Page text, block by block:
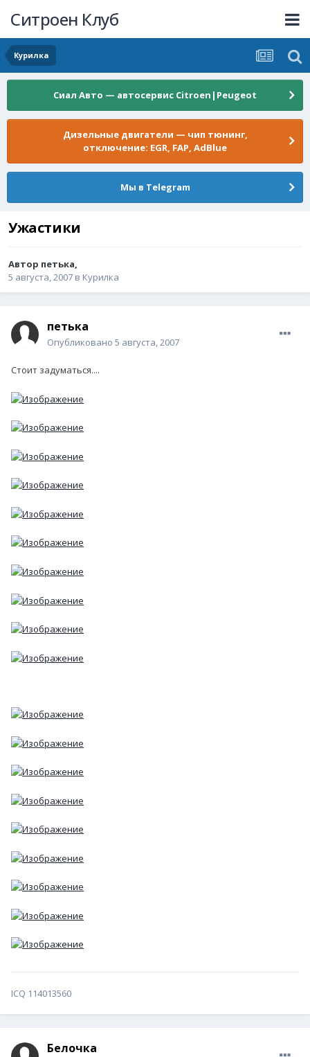
Ситроен Клуб
Курилка
Сиал Авто — автосервис Citroen|Peugeot
Дизельные двигатели — чип тюнинг,
отключение: EGR, FAP, AdBlue
Мы в Telegram
Ужастики
Автор петька,
5 августа, 2007 в Курилка
петька
Опубликовано 5 августа, 2007
Стоит задуматься....
ICQ 114013560
Белочка